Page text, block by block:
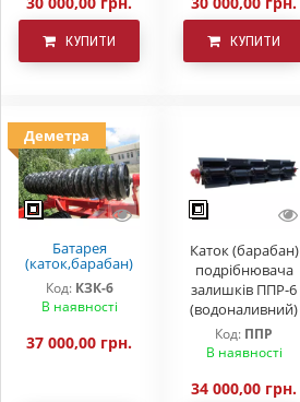
КУПИТИ КУПИТИ
Деметра
Батарея
(каток,барабан)
зубчасто-
кільчатий КЗК
Код: КЗК-6
В наявності
37 000,00 грн.
Каток (барабан)
подрібнювача
залишків ППР-6
(водоналивний)
Код: ППР
В наявності
34 000,00 грн.